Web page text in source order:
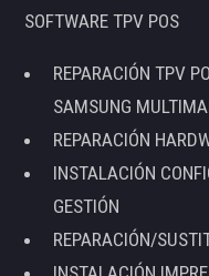
SOFTWARE TPV POS
REPARACIÓN TPV
SAMSUNG
REPARACIÓN
INSTALACIÓN
GESTIÓN
REPARACIÓN/